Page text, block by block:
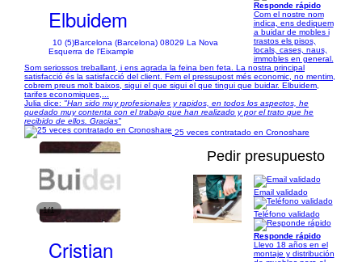
Elbuidem
10 (5)Barcelona (Barcelona) 08029 La Nova
Esquerra de l'Eixample
Responde rápido
Com el nostre nom
indica, ens dediquem
a buidar de mobles i
trastos els pisos,
locals, cases, naus,
immobles en general.
Som seriossos treballant, i ens agrada la feina ben feta. La nostra principal
satisfacció és la satisfacció del client. Fem el pressupost més economic, no mentim,
cobrem preus molt baixos, sigui el que sigui el que tingui que buidar. Elbuidem,
tarifes economiques,...
Julia dice: "Han sido muy profesionales y rapidos, en todos los aspectos, he
quedado muy contenta con el trabajo que han realizado y por el trato que he
recibido de ellos. Gracias"
25 veces contratado en Cronoshare
1/1
Pedir presupuesto
Cristian
Email validado
Teléfono validado
Responde rápido
Llevo 18 años en el
montaje y distribución